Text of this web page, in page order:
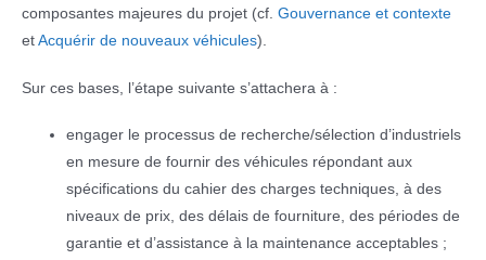
composantes majeures du projet (cf. Gouvernance et contexte
etAcquérir de nouveaux véhicules).
Sur ces bases, l’étape suivante s’attachera à :
engager le processus de recherche/sélection d’industriels
en mesure de fournir des véhicules répondant aux
spécifications du cahier des charges techniques, à des
niveaux de prix, des délais de fourniture, des périodes de
garantie et d’assistance à la maintenance acceptables ;